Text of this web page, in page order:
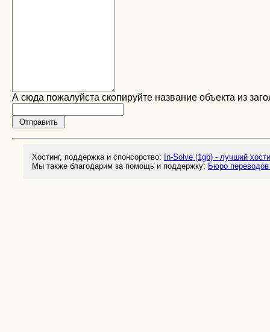
А сюда пожалуйста скопируйте название объекта из
Хостинг, поддержка и спонсорство: In-Solve (1gb) - лучший
Мы также благодарим за помощь и поддержку: Бюро переводов